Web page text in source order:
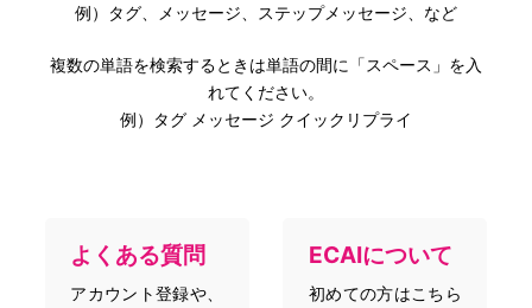
例）タグ、メッセージ、ステップメッセージ、など
複数の単語を検索するときは単語の間に「スペース」を入
れてください。
例）タグ メッセージ クイックリプライ
よくある質問
アカウント登録や、
ECAIについて
初めての方はこちら